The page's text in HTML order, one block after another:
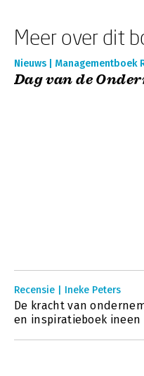
Meer over dit
Nieuws | Managementboek
Dag van de
Recensie | Ineke Peters
De kracht van
en inspiratieboek ineen